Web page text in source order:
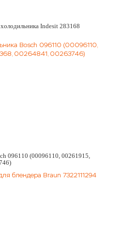
Indesit 283168
096110 (00096110, 00261915,